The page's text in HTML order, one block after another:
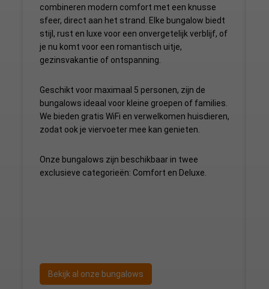
combineren modern comfort met een knusse
sfeer, direct aan het strand. Elke bungalow biedt
stijl, rust en luxe voor een onvergetelijk verblijf, of
je nu komt voor een romantisch uitje,
gezinsvakantie of ontspanning.
Geschikt voor maximaal 5 personen, zijn de
bungalows ideaal voor kleine groepen of families.
We bieden gratis WiFi en verwelkomen huisdieren,
zodat ook je viervoeter mee kan genieten.
Onze bungalows zijn beschikbaar in twee
exclusieve categorieën: Comfort en Deluxe.
Bekijk al onze bungalows